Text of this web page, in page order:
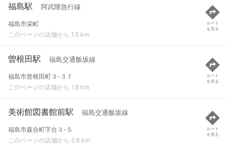
福島駅 阿武隈急行線
福島市栄町
このページの店舗から 1.5 km
ルート
を見る
曽根田駅 福島交通飯坂線
福島市曾根田町３-３７
このページの店舗から 1.8 km
ルート
を見る
美術館図書館前駅 福島交通飯坂線
福島市森合町字台３-５
このページの店舗から 2.6 km
ルート
を見る